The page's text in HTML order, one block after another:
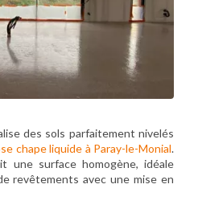
des sols parfaitement nivelés
chape liquide à Paray-le-Monial.
une surface homogène, idéale
revêtements avec une mise en